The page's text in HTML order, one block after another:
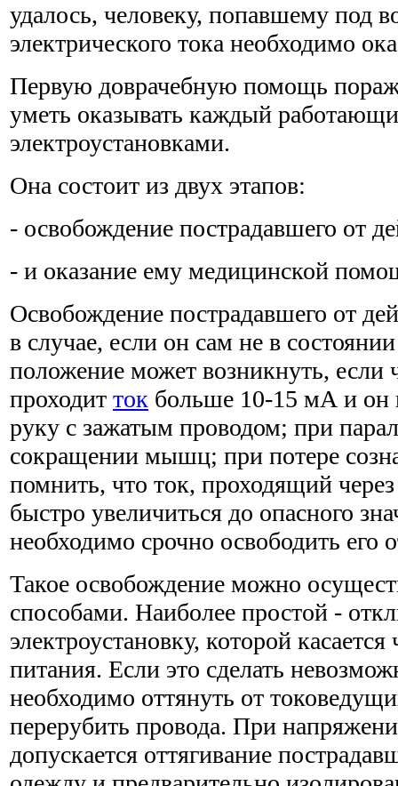
удалось, человеку, попавшему под
электрического тока необходимо
Первую доврачебную помощь
уметь оказывать каждый
электроустановками.
Она состоит из двух этапов:
- освобождение пострадавшего от
- и оказание ему медицинской
Освобождение пострадавшего от
в случае, если он сам не в
положение может возникнуть, если
проходит ток больше 10-15 мА и он
руку с зажатым проводом; при
сокращении мышц; при потере
помнить, что ток, проходящий
быстро увеличиться до опасного
необходимо срочно освободить его
Такое освобождение можно
способами. Наиболее простой -
электроустановку, которой
питания. Если это сделать
необходимо оттянуть от
перерубить провода. При
допускается оттягивание